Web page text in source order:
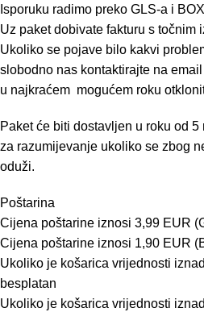
Isporuku radimo preko GLS-a i
Uz paket dobivate fakturu s točnim
Ukoliko se pojave bilo kakvi
slobodno nas kontaktirajte na email
u najkraćem mogućem roku
Paket će biti dostavljen u roku od
za razumijevanje ukoliko se zbog
oduži.
Poštarina
Cijena poštarine iznosi 3,99 EUR
Cijena poštarine iznosi 1,90 EUR
Ukoliko je košarica vrijednosti
besplatan
Ukoliko je košarica vrijednosti